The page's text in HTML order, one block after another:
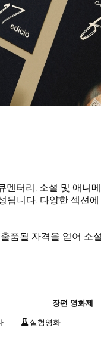
터리, 소설 및 애니
니다. 다양한 섹션
될 자격을 얻어 소
장편 영화제
실험영화